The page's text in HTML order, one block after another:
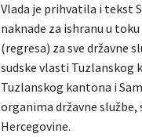
Vlada je prihvatila i tekst
naknade za ishranu u
(regresa) za sve državne
sudske vlasti Tuzlanskog
Tuzlanskog kantona i
organima državne službe,
Hercegovine.